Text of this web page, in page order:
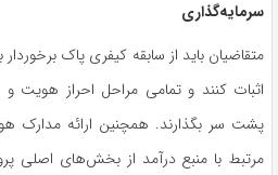
سرمایه‌گذاری
متقاضیان باید از سابقه کیفری پاک
اثبات کنند و تمامی مراحل احراز هویت
پشت سر بگذارند. همچنین ارائه مدارک
مرتبط با منبع درآمد از بخش‌های اصلی